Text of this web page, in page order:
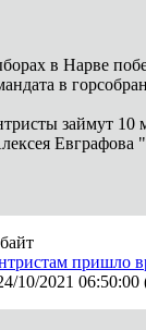
в Нарве
в
займут 10
Евграфова
пришло
10/2021 06:50:00